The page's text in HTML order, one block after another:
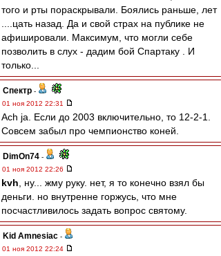
того и рты пораскрывали. Боялись раньше, лет
....цать назад. Да и свой страх на публике не
афишировали. Максимум, что могли себе
позволить в слух - дадим бой Спартаку . И
только...
Спектр -
01 ноя 2012 22:31
Ach ja. Если до 2003 включительно, то 12-2-1.
Совсем забыл про чемпионство коней.
DimOn74 -
01 ноя 2012 22:26
kvh , ну... жму руку. нет, я то конечно взял бы
деньги. но внутренне горжусь, что мне
посчастливилось задать вопрос святому.
Kid Amnesiac -
01 ноя 2012 22:24